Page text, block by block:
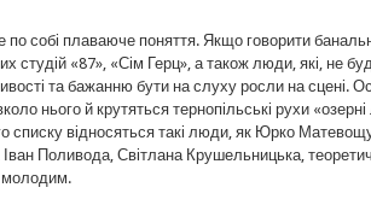
по собі плаваюче поняття. Якщо говорити
студій «87», «Сім Герц», а також люди, які, не
та бажанню бути на слуху росли на сцені.
нього й крутяться тернопільські рухи «озерні
списку відносяться такі люди, як Юрко
Поливода, Світлана Крушельницька,
молодим.